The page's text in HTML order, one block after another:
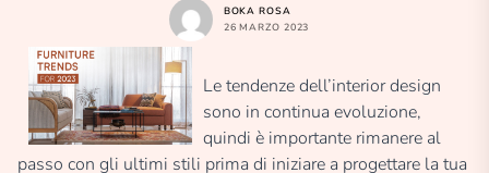
BOKA ROSA
26 MARZO 2023
Le tendenze dell’interior design
sono in continua evoluzione,
quindi è importante rimanere al
passo con gli ultimi stili prima di iniziare a progettare la tua